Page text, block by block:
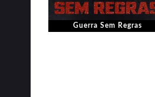
Guerra Sem Regras